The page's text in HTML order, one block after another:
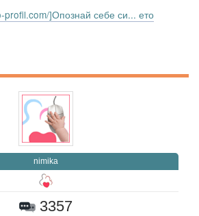
profil.com/]Опознай себе си... ето
nimika
3357